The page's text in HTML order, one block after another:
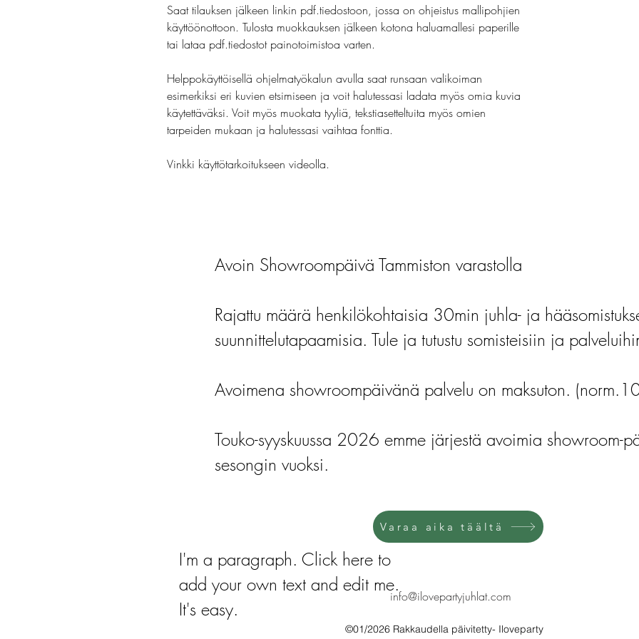
Saat tilauksen jälkeen linkin pdf.tiedostoon, jossa on ohjeistus mallipohjien
käyttöönottoon. Tulosta muokkauksen jälkeen kotona haluamallesi paperille
tai lataa pdf.tiedostot painotoimistoa varten.
Helppokäyttöisellä ohjelmatyökalun avulla saat runsaan valikoiman
esimerkiksi eri kuvien etsimiseen ja voit halutessasi ladata myös omia kuvia
käytettäväksi. Voit myös muokata tyyliä, tekstiasetteltuita myös omien
tarpeiden mukaan ja halutessasi vaihtaa fonttia.
Vinkki käyttötarkoitukseen videolla.
Avoin Showroompäivä Tammiston varastolla
Rajattu määrä henkilökohtaisia 30min juhla- ja
suunnittelutapaamisia. Tule ja tutustu somisteisiin ja
Avoimena showroompäivänä palvelu on maksuton.
Touko-syyskuussa 2026 emme järjestä avoimia showroom-
sesongin vuoksi.
Varaa aika täältä
info@ilovepartyjuhlat.com
I'm a paragraph. Click here to
add your own text and edit me.
It's easy.
©01/2026 Rakkaudella päivitetty- Iloveparty